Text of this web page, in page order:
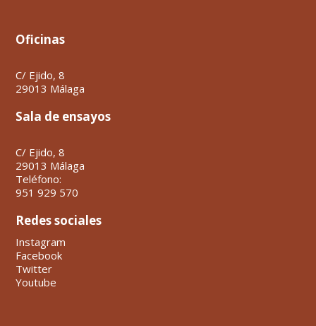
Oficinas
C/ Ejido, 8
29013 Málaga
Sala de ensayos
C/ Ejido, 8
29013 Málaga
Teléfono:
951 929 570
Redes sociales
Instagram
Facebook
Twitter
Youtube